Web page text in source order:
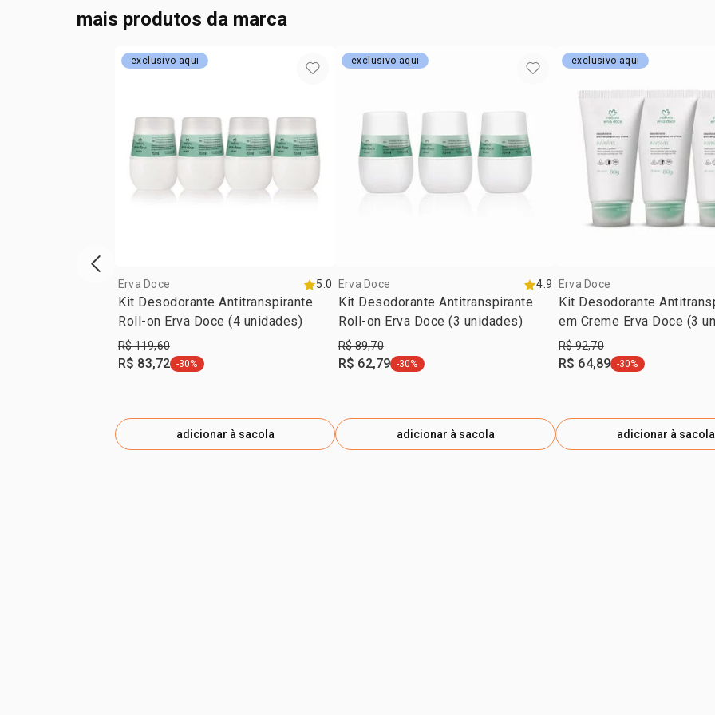
mais produtos da marca
exclusivo aqui
Erva Doce 5.0
Kit Desodorante Antitranspirante
Roll-on Erva Doce (4 unidades)
R$ 119,60
R$ 83,72 etiqueta -30%
-30%
adicionar à sacola
exclusivo aqui
Erva Doce 4.9
Kit Desodorante Antitranspirante
Roll-on Erva Doce (3 unidades)
R$ 89,70
R$ 62,79 etiqueta -30%
-30%
adicionar à sacola
exclusivo aqui
Erva Doce
Kit Desodorante
em Creme Erva Doce (3
R$ 92,70
R$ 64,89 etiqueta -30%
-30%
adicionar à sacola
vitrine de produtos anterior